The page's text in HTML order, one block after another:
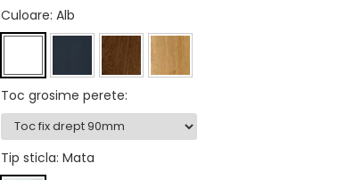
Culoare: Alb
Toc grosime perete:
Tip sticla: Mata